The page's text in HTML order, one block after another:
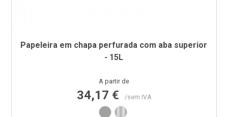
Papeleira em chapa perfurada com aba superior
- 15L
Preço
A partir de
34,17 € /sem IVA
Cinza RAL9006
Inox